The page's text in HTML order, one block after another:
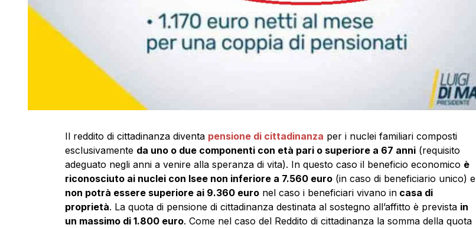
Il reddito di cittadinanza diventa pensione di cittadinanza per i nuclei familiari composti
esclusivamente da uno o due componenti con età pari o superiore a 67 anni(requisito
adeguato negli anni a venire alla speranza di vita). In questo caso il beneficio economico è
riconosciuto ai nuclei con Isee non inferiore a 7.560 euro(in caso di beneficiario unico) e
non potrà essere superiore ai 9.360 euronel caso i beneficiari vivano incasa di
proprietà. La quota di pensione di cittadinanza destinata al sostegno all’affitto è prevista in
un massimo di 1.800 euro. Come nel caso del Reddito di cittadinanza la somma della quota